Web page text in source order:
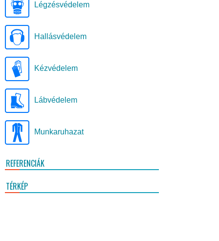
Légzésvédelem
Hallásvédelem
Kézvédelem
Lábvédelem
Munkaruhazat
REFERENCIÁK
TÉRKÉP